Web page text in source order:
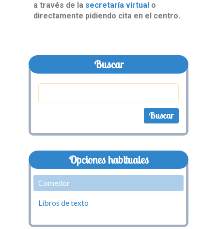
a través de la secretaría virtual o
directamente pidiendo cita en el centro.
Buscar
Opciones habituales
Comedor
Libros de texto